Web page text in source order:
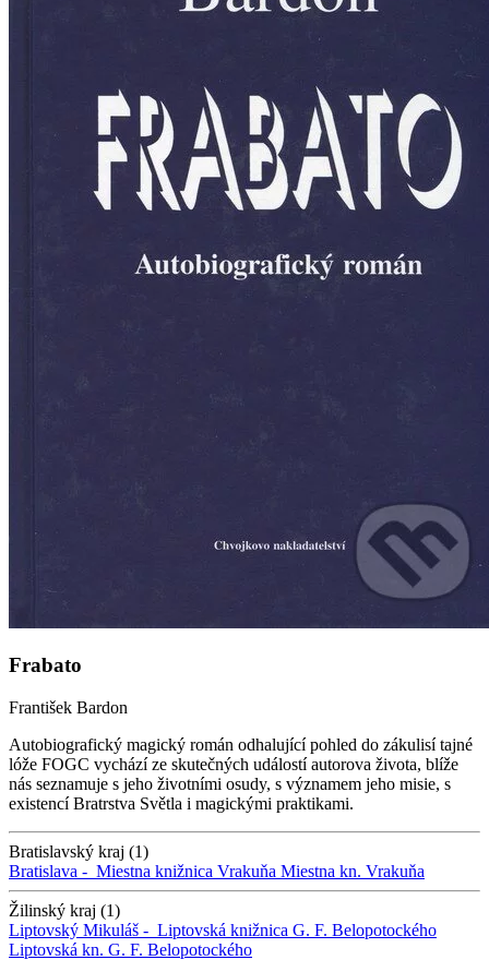
Frabato
František Bardon
Autobiografický magický román odhalující pohled do zákulisí tajné
lóže FOGC vychází ze skutečných událostí autorova života, blíže
nás seznamuje s jeho životními osudy, s významem jeho misie, s
existencí Bratrstva Světla i magickými praktikami.
Bratislavský kraj (1)
Bratislava - Miestna knižnica Vrakuňa Miestna kn. Vrakuňa
Žilinský kraj (1)
Liptovský Mikuláš - Liptovská knižnica G. F. Belopotockého
Liptovská kn. G. F. Belopotockého